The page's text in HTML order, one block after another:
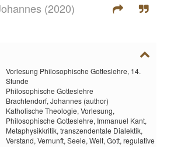
(2020)
Vorlesung Philosophische Gotteslehre, 14.
Stunde
Philosophische Gotteslehre
Brachtendorf, Johannes (author)
Katholische Theologie, Vorlesung,
Philosophische Gotteslehre, Immanuel Kant,
Metaphysikkritik, transzendentale Dialektik,
Verstand, Vernunft, Seele, Welt, Gott, regulative